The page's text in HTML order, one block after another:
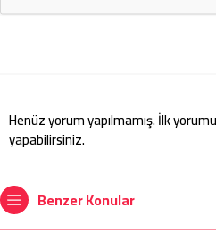
Henüz yorum yapılmamış. İlk
yapabilirsiniz.
Benzer Konular